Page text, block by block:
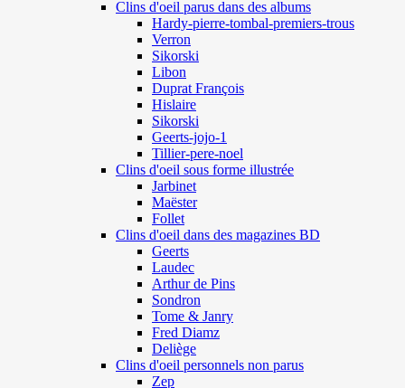
Clins d'oeil parus dans des albums
Hardy-pierre-tombal-premiers-trous
Verron
Sikorski
Libon
Duprat François
Hislaire
Sikorski
Geerts-jojo-1
Tillier-pere-noel
Clins d'oeil sous forme illustrée
Jarbinet
Maëster
Follet
Clins d'oeil dans des magazines BD
Geerts
Laudec
Arthur de Pins
Sondron
Tome & Janry
Fred Diamz
Deliège
Clins d'oeil personnels non parus
Zep